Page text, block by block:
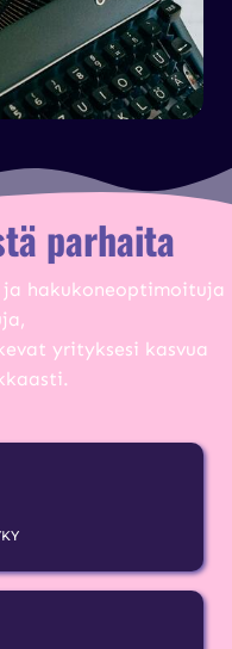
parhaita
hakukoneoptimoituja
yrityksesi kasvua